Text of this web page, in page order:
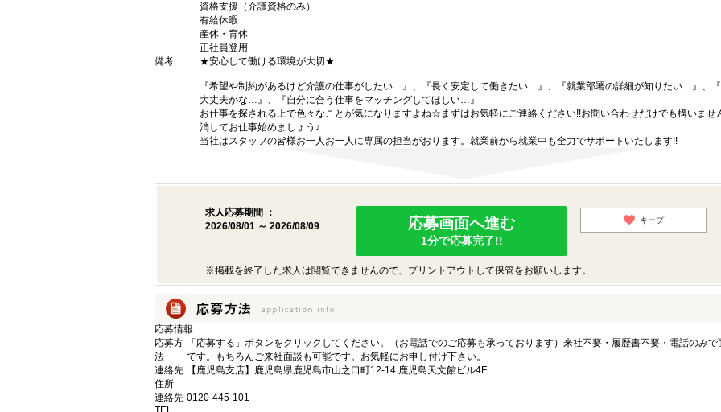
資格支援（介護資格のみ）
有給休暇
産休・育休
正社員登用
備考
★安心して働ける環境が大切★
『希望や制約があるけど介護の仕事がしたい…』、『長く安定して働きたい…』、『就業部署の詳細が知りたい…』、
大丈夫かな…』、『自分に合う仕事をマッチングしてほしい…』
お仕事を探される上で色々なことが気になりますよね☆まずはお気軽にご連絡ください!!お問い合わせだけでも構いませ
消してお仕事始めましょう♪
当社はスタッフの皆様お一人お一人に専属の担当がおります。就業前から就業中も全力でサポートいたします!!
求人応募期間 ：
2026/08/01 ～ 2026/08/09
応募画面へ進む
1分で応募完了!!
キープ
※掲載を終了した求人は閲覧できませんので、プリントアウトして保管をお願いします。
応募情報
応募方
法
「応募する」ボタンをクリックしてください。（お電話でのご応募も承っております）来社不要・履歴書不要・電話のみで
です。もちろんご来社面談も可能です。お気軽にお申し付け下さい。
連絡先
住所
【鹿児島支店】鹿児島県鹿児島市山之口町12-14 鹿児島天文館ビル4F
連絡先 0120-445-101